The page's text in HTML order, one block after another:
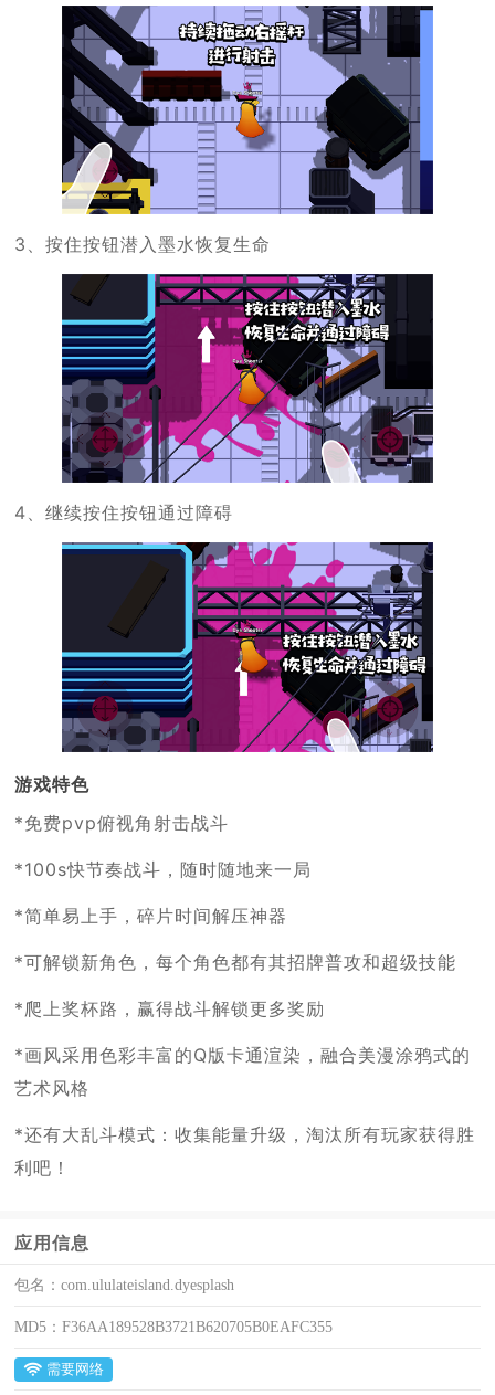
3、按住按钮潜入墨水恢复生命
4、继续按住按钮通过障碍
游戏特色
*免费pvp俯视角射击战斗
*100s快节奏战斗，随时随地来一局
*简单易上手，碎片时间解压神器
*可解锁新角色，每个角色都有其招牌普攻和超级技能
*爬上奖杯路，赢得战斗解锁更多奖励
*画风采用色彩丰富的Q版卡通渲染，融合美漫涂鸦式的
艺术风格
*还有大乱斗模式：收集能量升级，淘汰所有玩家获得胜
利吧！
应用信息
包名：com.ululateisland.dyesplash
MD5：F36AA189528B3721B620705B0EAFC355
需要网络